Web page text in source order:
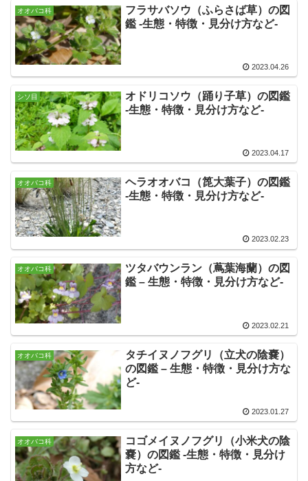
オオバコ科
フラサバソウ（ふらさば草）の図
鑑 -生態・特徴・見分け方など-
2023.04.26
シソ目
オドリコソウ（踊り子草）の図鑑
-生態・特徴・見分け方など-
2023.04.17
オオバコ科
ヘラオオバコ（箆大葉子）の図鑑
-生態・特徴・見分け方など-
2023.02.23
オオバコ科
ツタバウンラン（蔦葉海蘭）の図
鑑 – 生態・特徴・見分け方など-
2023.02.21
オオバコ科
タチイヌノフグリ（立犬の陰嚢）
の図鑑 – 生態・特徴・見分け方な
ど-
2023.01.27
オオバコ科
コゴメイヌノフグリ（小米犬の陰
嚢）の図鑑 -生態・特徴・見分け
方など-